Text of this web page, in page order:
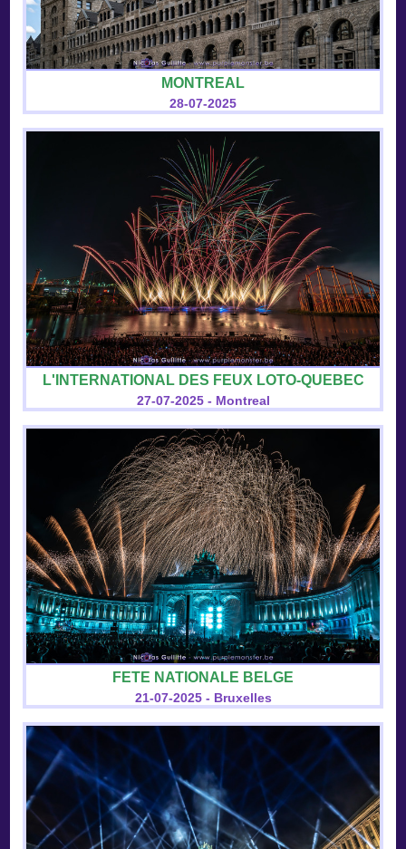
MONTREAL
28-07-2025
L'INTERNATIONAL DES FEUX LOTO-QUEBEC
27-07-2025 - Montreal
FETE NATIONALE BELGE
21-07-2025 - Bruxelles